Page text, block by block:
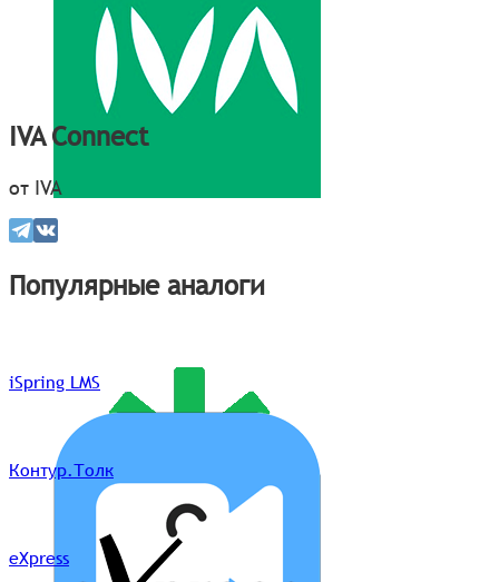
IVA Connect
от IVA
Популярные аналоги
iSpring LMS
Контур.Толк
eXpress